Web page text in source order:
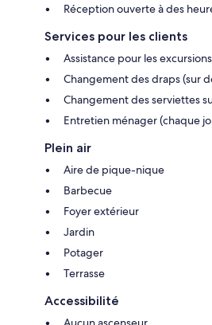
Réception ouverte à des
Services pour les clients
Assistance pour les
Changement des draps (sur
Changement des serviettes
Entretien ménager (chaque
Plein air
Aire de pique-nique
Barbecue
Foyer extérieur
Jardin
Potager
Terrasse
Accessibilité